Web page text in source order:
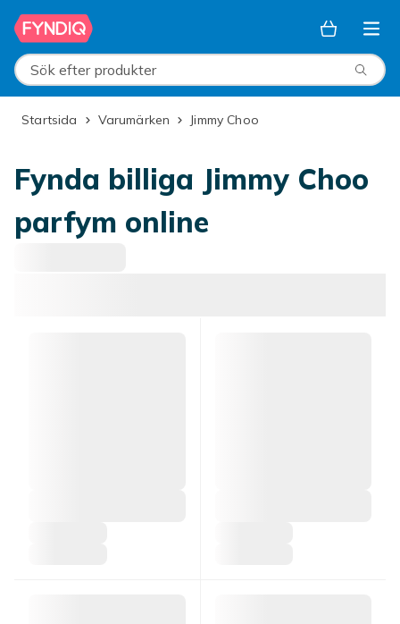
Hoppa till huvudinnehållet
Sök efter produkter
Startsida Varumärken Jimmy Choo
Fynda billiga Jimmy Choo
parfym online